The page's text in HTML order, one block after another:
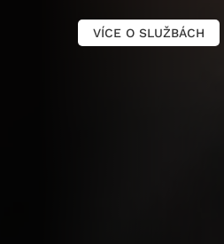
VÍCE O SLUŽBÁCH